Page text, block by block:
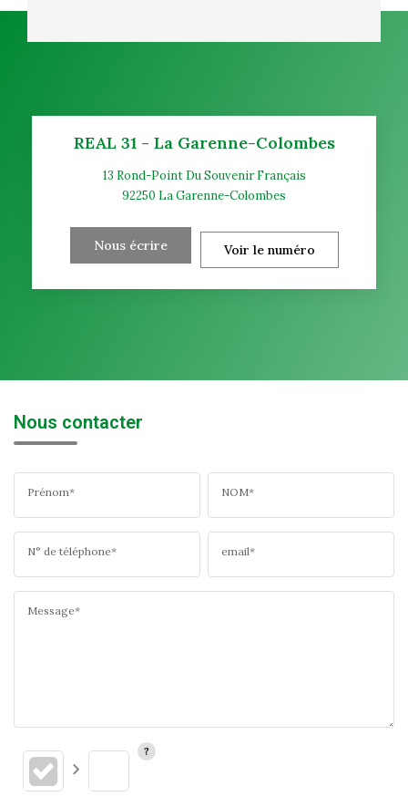
REAL 31 - La Garenne-Colombes
13 Rond-Point Du Souvenir Français
92250 La Garenne-Colombes
Nous écrire Voir le numéro
Nous contacter
Prénom* NOM*
N° de téléphone* email*
Message*